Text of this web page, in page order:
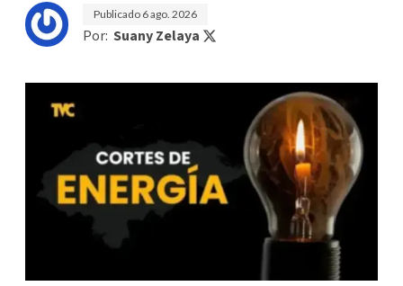
Publicado 6 ago. 2026
Por: Suany Zelaya